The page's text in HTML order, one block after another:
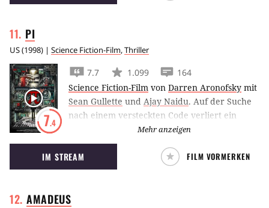
PI
US(1998) | Science Fiction-Film,Thriller
7.4
7.7 1.099
164
Science Fiction-Film von Darren Aronofsky mit
Sean Gullette und Ajay Naidu. Auf der Suche
nach einem versteckten Code verliert ein
einsamer Mathematiker langsam seinen
Verstand.
Mehr anzeigen
IM STREAM FILM VORMERKEN
AMADEUS